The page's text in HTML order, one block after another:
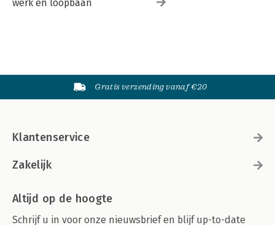
werk en loopbaan
Gratis verzending vanaf €20
Klantenservice
Zakelijk
Altijd op de hoogte
Schrijf u in voor onze nieuwsbrief en blijf up-to-date